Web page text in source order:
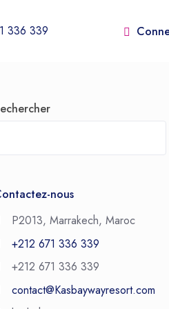
336 339
nous
P2013, Marrakech, Maroc
+212 671 336 339
+212 671 336 339
contact@Kasbaywayresort.com